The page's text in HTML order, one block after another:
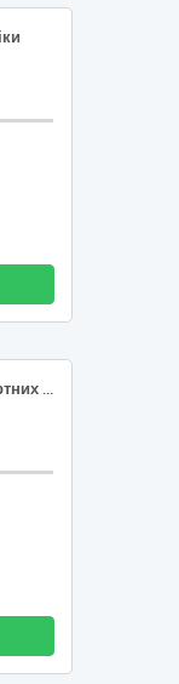
Запасні частини до вантажних транспортних засобів, фургонів та легкових автомобілів